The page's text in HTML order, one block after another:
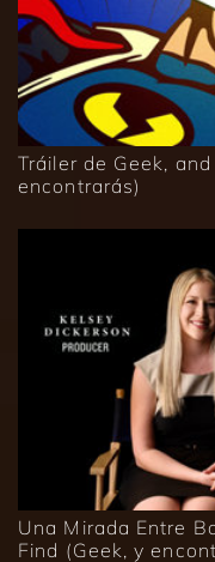
Tráiler de Geek,
encontrarás)
Una Mirada Entre
Find (Geek, y